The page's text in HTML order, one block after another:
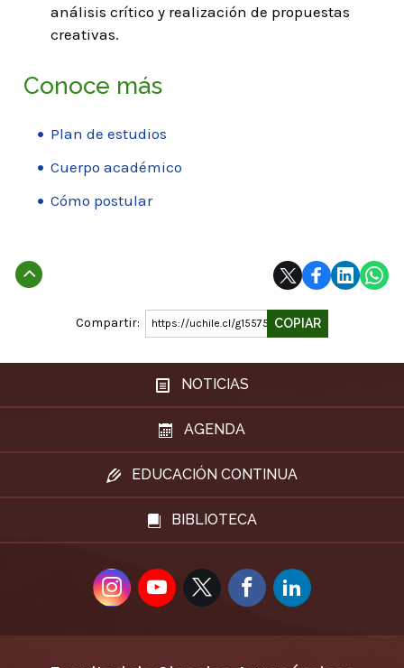
análisis crítico y realización de propuestas
creativas.
Conoce más
Plan de estudios
Cuerpo académico
Cómo postular
Subir
Compartir: https://uchile.cl/g155750COPIAR
NOTICIAS
AGENDA
EDUCACIÓN CONTINUA
BIBLIOTECA